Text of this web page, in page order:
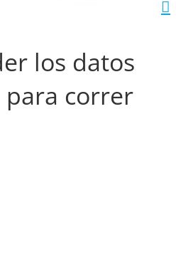
los datos
correr